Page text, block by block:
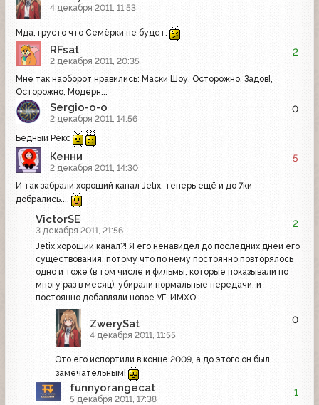
4 декабря 2011, 11:53
Мда, грусто что Семёрки не будет.
RFsat
2 декабря 2011, 20:35
2
Мне так наоборот нравились: Маски Шоу, Осторожно, Задов!,
Осторожно, Модерн...
Sergio-o-o
2 декабря 2011, 14:56
0
Бедный Рекс
Кенни
2 декабря 2011, 14:30
-5
И так забрали хороший канал Jetix, теперь ещё и до 7ки
добрались....
VictorSE
3 декабря 2011, 21:56
2
Jetix хороший канал?! Я его ненавидел до последних дней его
существования, потому что по нему постоянно повторялось
одно и тоже (в том числе и фильмы, которые показывали по
многу раз в месяц), убирали нормальные передачи, и
постоянно добавляли новое УГ. ИМХО
ZwerySat
4 декабря 2011, 11:55
0
Это его испортили в конце 2009, а до этого он был
замечательным!
funnyorangecat
5 декабря 2011, 17:38
1